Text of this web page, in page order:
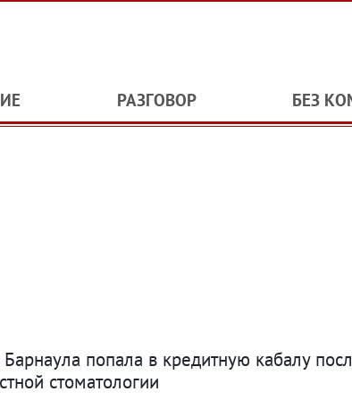
РАЗГОВОР БЕЗ
попала в кредитную кабалу
стоматологии